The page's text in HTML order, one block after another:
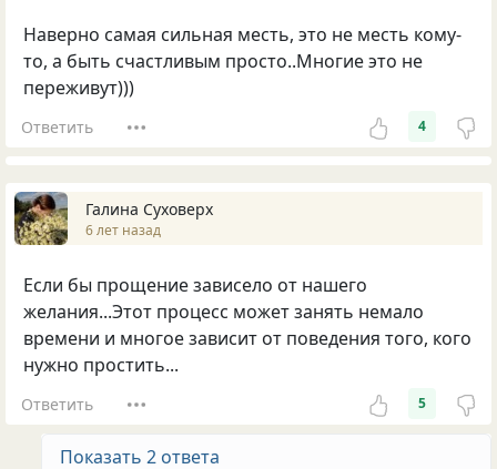
Наверно самая сильная месть, это не месть кому-
то, а быть счастливым просто..Многие это не
переживут)))
Ответить 4
Галина Суховерх
6 лет назад
Если бы прощение зависело от нашего
желания...Этот процесс может занять немало
времени и многое зависит от поведения того, кого
нужно простить...
Ответить 5
Показать 2 ответа